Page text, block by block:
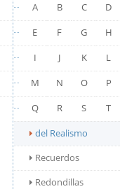
A
B C
D
E
F G
H
I
J K
L
M
N O
P
Q
R S
T
del Realismo
Recuerdos
Redondillas